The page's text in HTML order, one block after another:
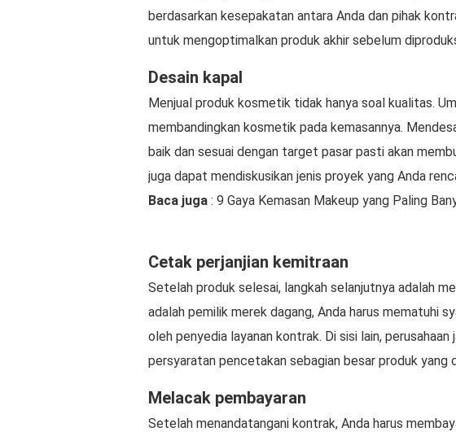
berdasarkan kesepakatan antara Anda dan pihak
untuk mengoptimalkan produk akhir sebelum
Desain kapal
Menjual produk kosmetik tidak hanya soal kualitas.
membandingkan kosmetik pada kemasannya.
baik dan sesuai dengan target pasar pasti akan
juga dapat mendiskusikan jenis proyek yang Anda
Baca juga : 9 Gaya Kemasan Makeup yang Paling
Cetak perjanjian kemitraan
Setelah produk selesai, langkah selanjutnya adalah
adalah pemilik merek dagang, Anda harus mematuhi
oleh penyedia layanan kontrak. Di sisi lain,
persyaratan pencetakan sebagian besar produk yang
Melacak pembayaran
Setelah menandatangani kontrak, Anda harus